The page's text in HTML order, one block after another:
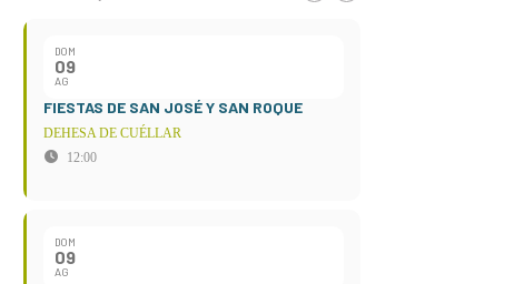
DOM
09
AG
FIESTAS DE SAN JOSÉ Y SAN ROQUE
DEHESA DE CUÉLLAR
12:00
DOM
09
AG